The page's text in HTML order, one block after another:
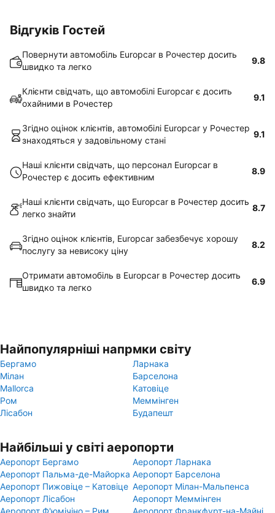
Відгуків Гостей
Повернути автомобіль Europcar в Рочестер досить
швидко та легко
9.8
Клієнти свідчать, що автомобілі Europcar є досить
охайними в Рочестер
9.1
Згідно оцінок клієнтів, автомобілі Europcar у Рочестер
знаходяться у задовільному стані
9.1
Наші клієнти свідчать, що персонал Europcar в
Рочестер є досить ефективним
8.9
Наші клієнти свідчать, що Europcar в Рочестер досить
легко знайти
8.7
Згідно оцінок клієнтів, Europcar забезбечує хорошу
послугу за невисоку ціну
8.2
Отримати автомобіль в Europcar в Рочестер досить
швидко та легко
6.9
Найпопулярніші напрмки світу
Бергамо
Ларнака
Мілан
Барселона
Mallorca
Катовіце
Ром
Меммінген
Лісабон
Будапешт
Найбільші у світі аеропорти
Аеропорт Бергамо
Аеропорт Ларнака
Аеропорт Пальма-де-Майорка Аеропорт Барселона
Аеропорт Пижовіце – Катовіце Аеропорт Мілан-Мальпенса
Аеропорт Лісабон
Аеропорт Меммінген
Аеропорт Ф'юмічіно – Рим
Аеропорт Франкфурт-на-Майні